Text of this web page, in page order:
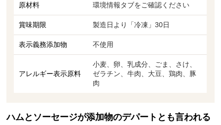
原材料 環境情報タブをご確認ください
賞味期限 製造日より「冷凍」30日
表示義務添加物 不使用
アレルギー表示原料
小麦、卵、乳成分、ごま、さけ、
ゼラチン、牛肉、大豆、鶏肉、豚
肉
ハムとソーセージが添加物のデパートとも言われる